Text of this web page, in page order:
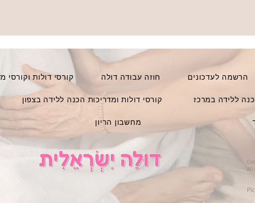
קורסי דולות וקורסי חוזה עבודה דולה הרשמה לעדכונים
קורסי דולות ומדריכות הכנה ללידה בצפון ללידה במרכז
מחשבון הריון
All